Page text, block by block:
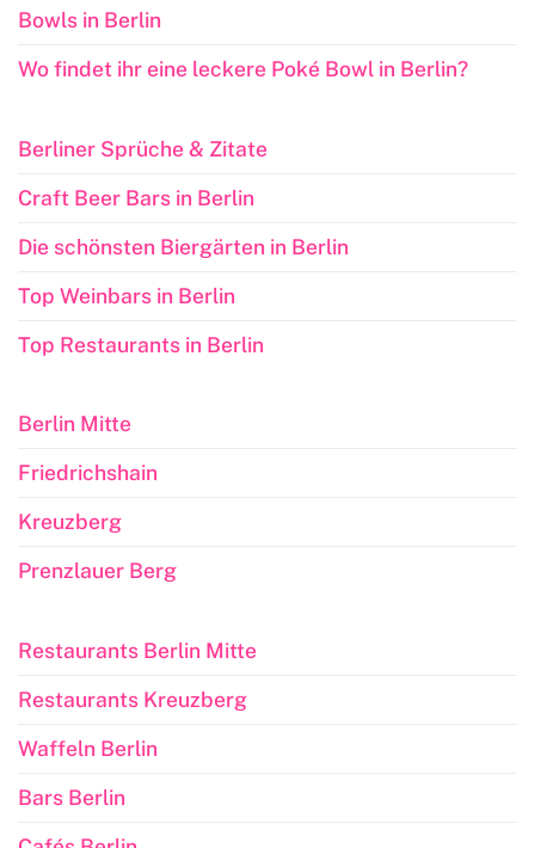
Bowls in Berlin
Wo findet ihr eine leckere Poké Bowl in Berlin?
Berliner Sprüche & Zitate
Craft Beer Bars in Berlin
Die schönsten Biergärten in Berlin
Top Weinbars in Berlin
Top Restaurants in Berlin
Berlin Mitte
Friedrichshain
Kreuzberg
Prenzlauer Berg
Restaurants Berlin Mitte
Restaurants Kreuzberg
Waffeln Berlin
Bars Berlin